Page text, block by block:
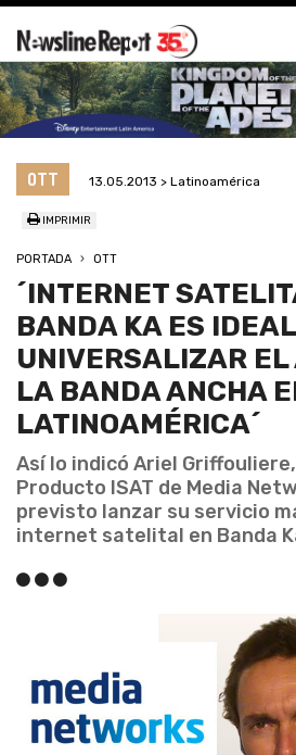
OTT 13.05.2013 > Latinoamérica
IMPRIMIR
PORTADA OTT
´INTERNET
BANDA KA ES
UNIVERSALIZAR EL
LA BANDA ANCHA
LATINOAMÉRICA´
Así lo indicó Ariel
Producto ISAT de Media
previsto lanzar su servicio
internet satelital en Banda